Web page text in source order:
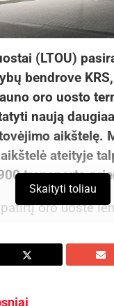
(LTOU)
bendrove
oro uosto
naują
aikštelę.
ateityje
transporto
patirtį oro uoste
– nuo
patikros iki
Skaityti toliau